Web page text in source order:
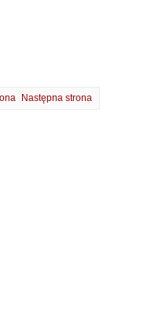
Następna strona